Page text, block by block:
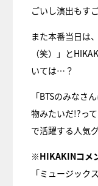
ごいし演出もす
また本番当日は
（笑）」と
いては…？
「BTSのみなさ
物みたいだ!?っ
で活躍する人気
※HIKAKINコメ
「ミュージッ